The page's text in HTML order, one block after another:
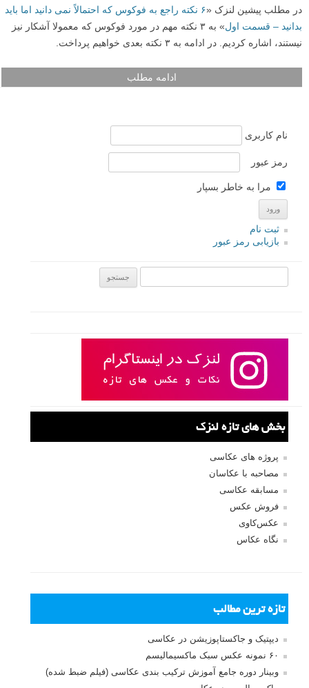
در مطلب پیشین لنزک «
۶ نکته راجع به فوکوس که احتمالاً نمی دانید اما باید
بدانید – قسمت اول
» به ۳ نکته مهم در مورد فوکوس که معمولا آشکار نیز
نیستند، اشاره کردیم. در ادامه به ۳ نکته بعدی خواهیم پرداخت.
ادامه مطلب
نام کاربری
رمز عبور
مرا به خاطر بسپار
ثبت نام
بازیابی رمز عبور
بخش های تازه لنزک
پروژه های عکاسی
مصاحبه با عکاسان
مسابقه عکاسی
فروش عکس
عکس‌کاوی
نگاه عکاس
تازه ترین مطالب
دیپتیک و جاکستا‌پوزیشن در عکاسی
۶۰ نمونه عکس سبک ماکسیمالیسم
وبینار دوره جامع آموزش ترکیب بندی عکاسی (فیلم ضبط شده)